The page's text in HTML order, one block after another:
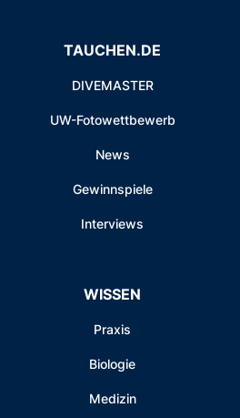
TAUCHEN.DE
DIVEMASTER
UW-Fotowettbewerb
News
Gewinnspiele
Interviews
WISSEN
Praxis
Biologie
Medizin